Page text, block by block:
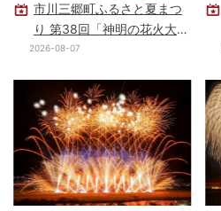
市川三郷町ふるさと夏まつ
り 第38回「神明の花火大
会」
2026-08-07